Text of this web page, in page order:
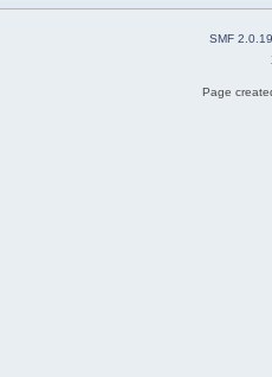
SMF 2.0.19
Page